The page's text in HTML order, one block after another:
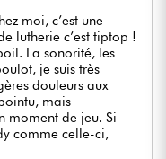
moi, c’est une
lutherie c’est tiptop !
La sonorité, les
je suis très
douleurs aux
mais
moment de jeu. Si
comme celle-ci,